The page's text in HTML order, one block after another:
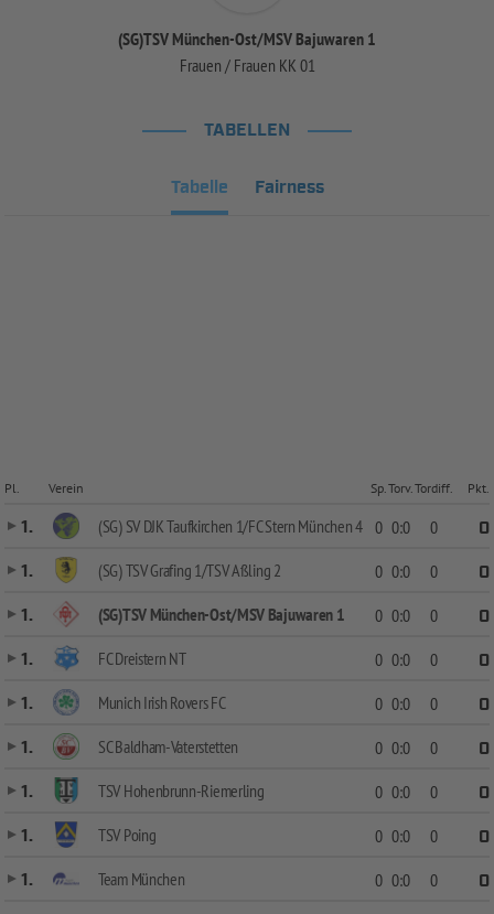
(SG)TSV München-Ost/MSV Bajuwaren 1
Frauen / Frauen KK 01
TABELLEN
Tabelle Fairness
Pl. Verein Sp. Torv. Tordiff. Pkt.
1. (SG) SV DJK Taufkirchen 1/FC Stern München 4 0 0:0 0
0
1.
(SG) TSV Grafing 1/TSV Aßling 2 0 0:0 0
0
1.
(SG)TSV München-Ost/MSV Bajuwaren 1 0 0:0 0
0
1.
FC Dreistern NT 0 0:0 0
0
1.
Munich Irish Rovers FC 0 0:0 0
0
1.
SC Baldham-Vaterstetten 0 0:0 0
0
1.
TSV Hohenbrunn-Riemerling 0 0:0 0
0
1.
TSV Poing 0 0:0 0
0
1.
Team München 0 0:0 0 0